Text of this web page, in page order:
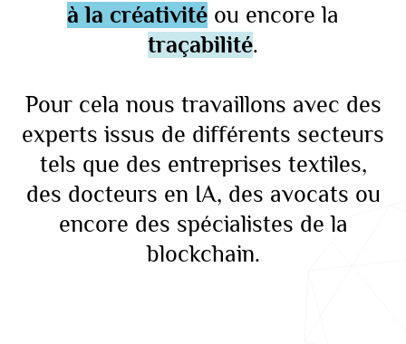
à la créativité ou encore la
traçabilité.
Pour cela nous travaillons avec des
experts issus de différents secteurs
tels que des entreprises textiles,
des docteurs en IA, des avocats ou
encore des spécialistes de la
blockchain.